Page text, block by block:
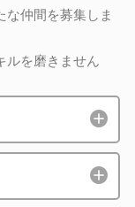
な仲間を募集しま
ルを磨きません